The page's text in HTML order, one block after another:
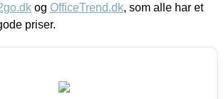
og OfficeTrend.dk, som alle har et
priser.